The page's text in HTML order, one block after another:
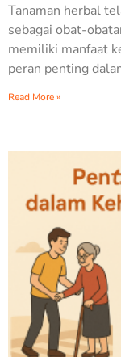
Tanaman herbal
sebagai obat-
memiliki manfaat
peran penting
Read More »